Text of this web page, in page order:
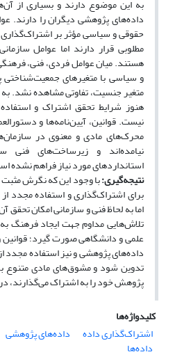
به این موضوع دارند و بسیاری از
داده‌های پژوهشی دیگران را دارند.
حقوقی و سیاسی مؤثر بر
مطلوبی قرار دارند اما عوامل
هستند. میان عوامل فردی، فنی،
و سیاسی با متغیرهای
متغیر جنسیت، تفاوتی مشاهده نشد.
هنوز شرایط تحقق اشتراک و
نیست. قوانین، آیین‌نامه‌ها و
محرک‌های مادی و معنوی در
نیامده‌اند و زیرساخت‌های فنی
استانداردهای مورد نیاز فراهم نشده
نتیجه‌گیری:با وجوداین که نگرش مثبت
برای اشتراک‌گذاری و استفاده مجدد
اما به لحاظ فنی و سازمانی امکان تحقق
تلاش‌هایی مداوم جهت ایجاد فرهنگ
علمی و دانشگاهی صورت گیرد؛
داده‌های پژوهشی و نیز استفاده مجدد
تدوین شود و مشوق‌های مادی متنوع
پژوهش خود را به اشتراک می‌گذارند،
کلیدواژه‌ها
اشتراک‌گذاری داده
داده‌های پژوهشی
داده‌ها